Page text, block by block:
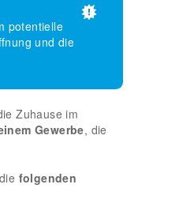
potentielle
und die
Zuhause im
Gewerbe, die
folgenden